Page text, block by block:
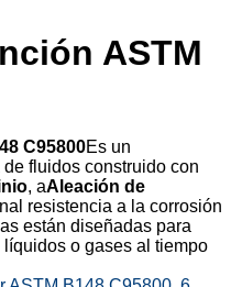
ASTM
C95800Es un
fluidos construido con
, aAleación de
resistencia a la corrosión
están diseñadas para
o gases al tiempo